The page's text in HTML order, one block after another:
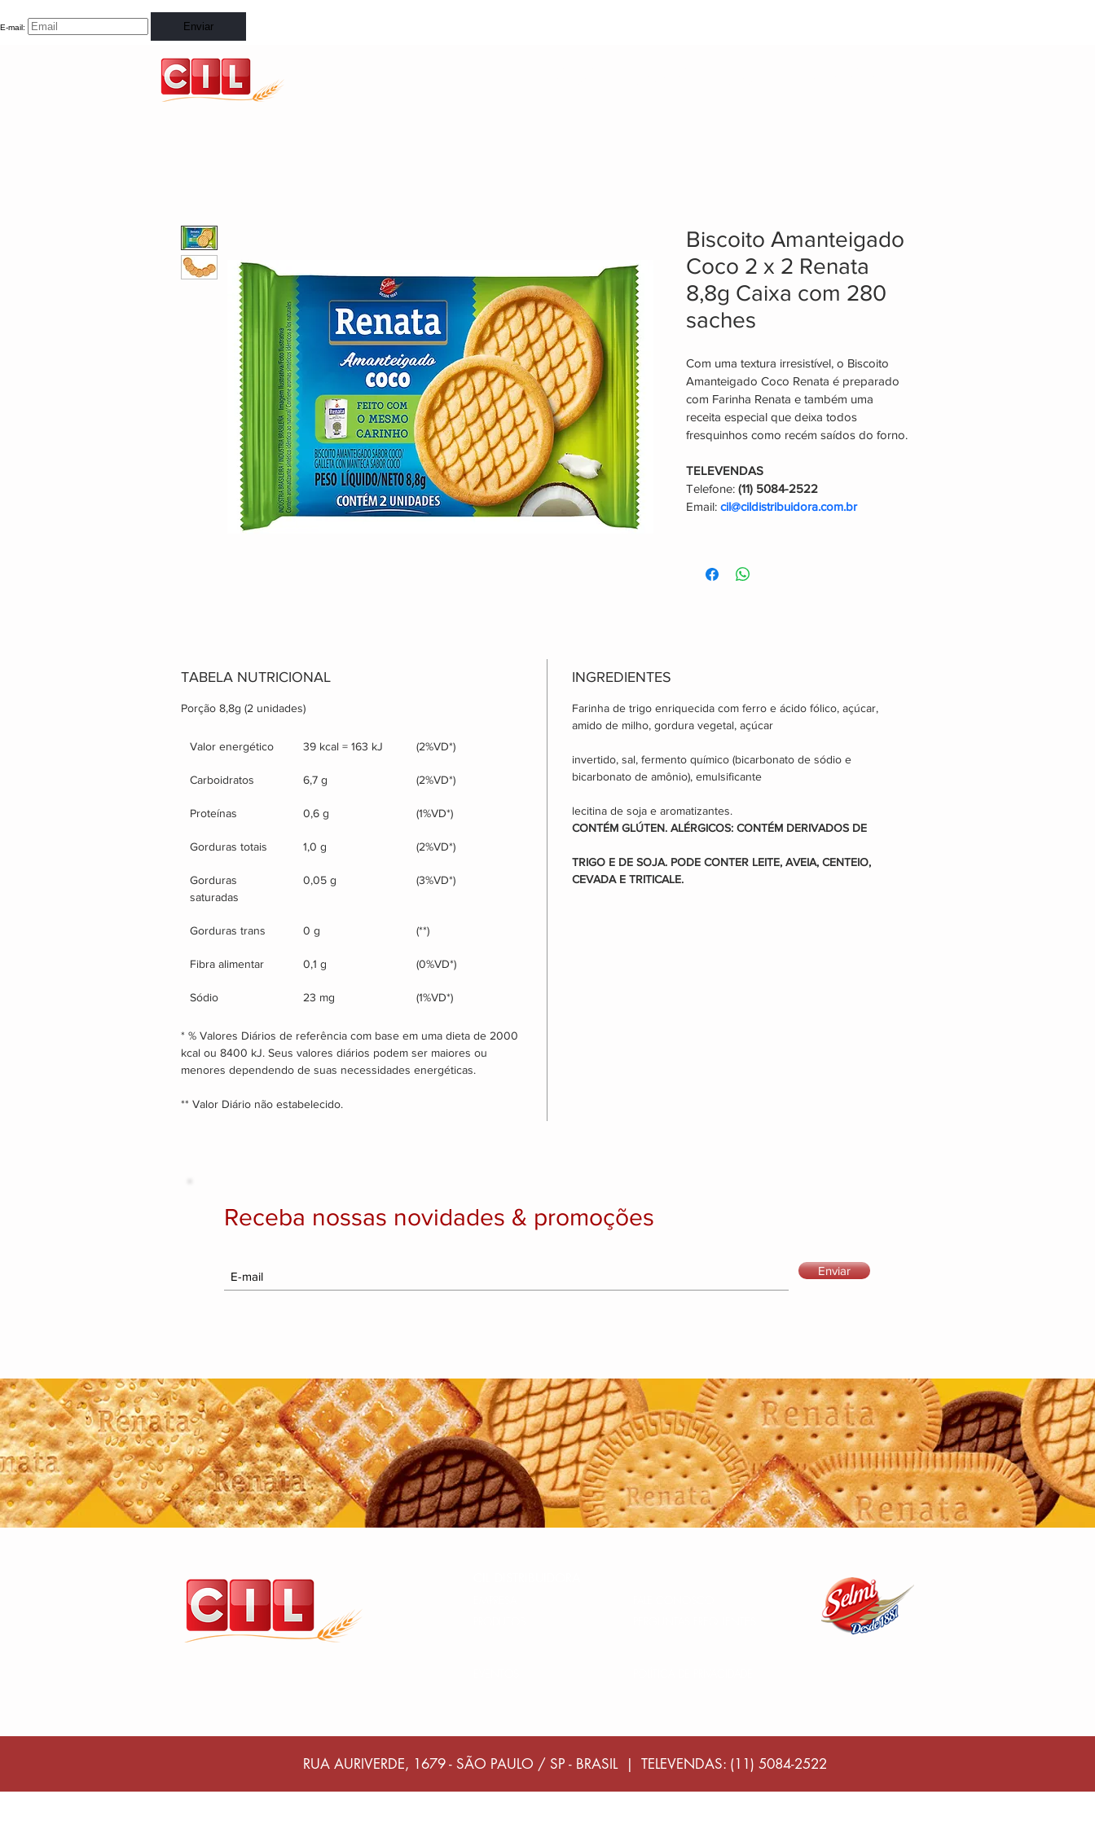
E-mail: Enviar
Biscoito Amanteigado
Coco 2 x 2 Renata
8,8g Caixa com 280
saches
Com uma textura irresistível, o Biscoito
Amanteigado Coco Renata é preparado
com Farinha Renata e também uma
receita especial que deixa todos
fresquinhos como recém saídos do forno.
TELEVENDAS
Telefone: (11) 5084-2522
Email: cil@cildistribuidora.com.br
TABELA NUTRICIONAL
Porção 8,8g (2 unidades)
Valor energético 39 kcal = 163 kJ (2%VD*)
Carboidratos 6,7 g (2%VD*)
Proteínas 0,6 g (1%VD*)
Gorduras totais 1,0 g (2%VD*)
Gorduras
saturadas
0,05 g (3%VD*)
Gorduras trans 0 g (**)
Fibra alimentar 0,1 g (0%VD*)
Sódio 23 mg (1%VD*)
* % Valores Diários de referência com base em uma dieta de 2000
kcal ou 8400 kJ. Seus valores diários podem ser maiores ou
menores dependendo de suas necessidades energéticas.
** Valor Diário não estabelecido.
INGREDIENTES
Farinha de trigo enriquecida com ferro e ácido fólico, açúcar,
amido de milho, gordura vegetal, açúcar
invertido, sal, fermento químico (bicarbonato de sódio e
bicarbonato de amônio), emulsificante
lecitina de soja e aromatizantes.
CONTÉM GLÚTEN. ALÉRGICOS: CONTÉM DERIVADOS DE
TRIGO E DE SOJA. PODE CONTER LEITE, AVEIA, CENTEIO,
CEVADA E TRITICALE.
Receba nossas novidades & promoções
Enviar
RUA AURIVERDE, 1679 - SÃO PAULO / SP - BRASIL | TELEVENDAS: (11) 5084-2522